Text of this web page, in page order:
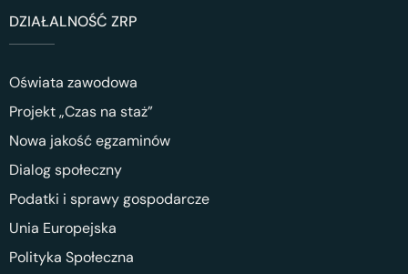
DZIAŁALNOŚĆ ZRP
Oświata zawodowa
Projekt „Czas na staż”
Nowa jakość egzaminów
Dialog społeczny
Podatki i sprawy gospodarcze
Unia Europejska
Polityka Społeczna